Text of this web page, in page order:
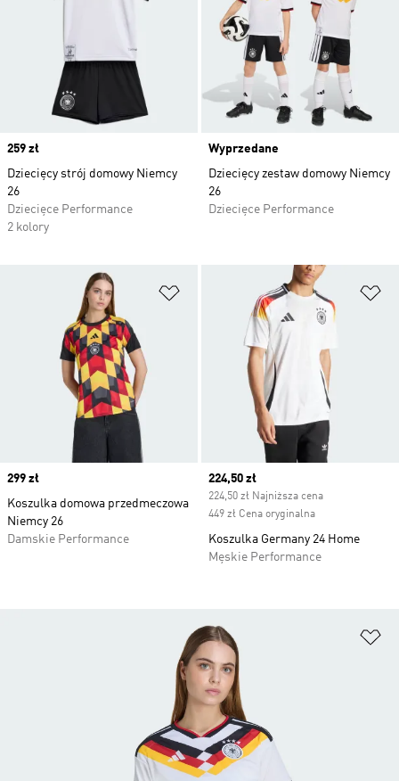
Price
259 zł
Dziecięcy strój domowy Niemcy
26
Dziecięce Performance
2 kolory
Wyprzedane
Dziecięcy zestaw domowy Niemcy
26
Dziecięce Performance
Dodaj do listy życzeń
Price
299 zł
Koszulka domowa przedmeczowa
Niemcy 26
Damskie Performance
Current price
224,50 zł
224,50 zł Najniższa cena
449 zł Cena oryginalna
Koszulka Germany 24 Home
Męskie Performance